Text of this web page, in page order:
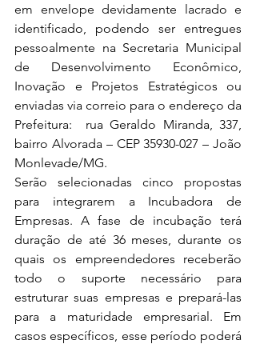
em envelope devidamente lacrado e
identificado, podendo ser entregues
pessoalmente na Secretaria Municipal
de Desenvolvimento Econômico,
Inovação e Projetos Estratégicos ou
enviadas via correio para o endereço da
Prefeitura:  rua Geraldo Miranda, 337,
bairro Alvorada – CEP 35930-027 – João
Monlevade/MG.
Serão selecionadas cinco propostas
para integrarem a Incubadora de
Empresas. A fase de incubação terá
duração de até 36 meses, durante os
quais os empreendedores receberão
todo o suporte necessário para
estruturar suas empresas e prepará-las
para a maturidade empresarial. Em
casos específicos, esse período poderá